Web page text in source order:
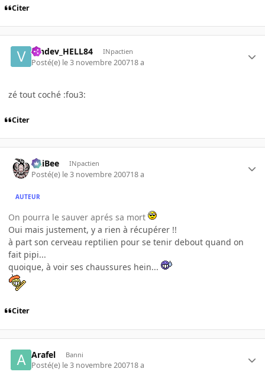
Citer
Vindev_HELL84 INpactien
Posté(e) le 3 novembre 200718 a
zé tout coché :fou3:
Citer
PhiBee INpactien
Posté(e) le 3 novembre 200718 a
AUTEUR
On pourra le sauver aprés sa mort
Oui mais justement, y a rien à récupérer !!
à part son cerveau reptilien pour se tenir debout quand on
fait pipi...
quoique, à voir ses chaussures hein...
Citer
Arafel Banni
Posté(e) le 3 novembre 200718 a